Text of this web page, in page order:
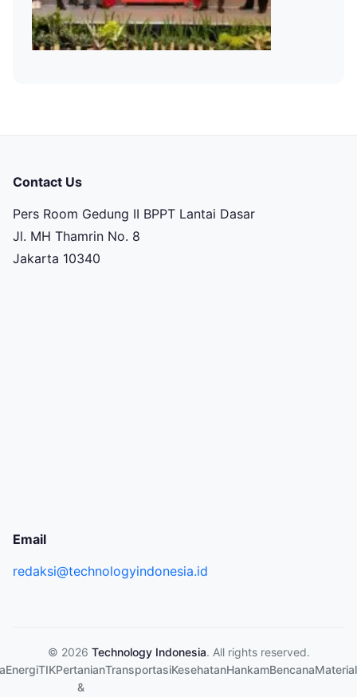
Contact Us
Pers Room Gedung II BPPT Lantai Dasar
Jl. MH Thamrin No. 8
Jakarta 10340
Email
redaksi@technologyindonesia.id
© 2026 Technology Indonesia. All rights reserved.
EnergiTIKPertanian
&
TransportasiKesehatanHankamBencanaMaterial